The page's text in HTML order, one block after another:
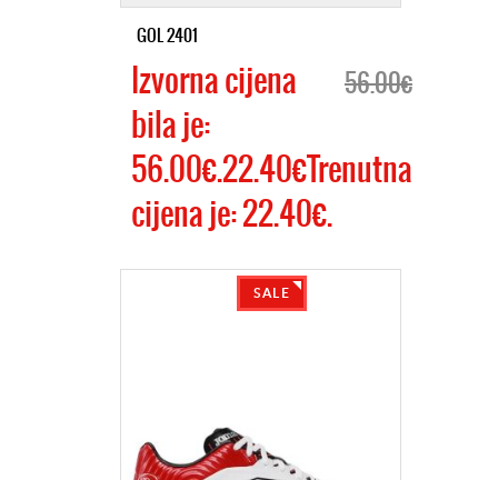
GOL 2401
56.00€
Izvorna cijena
bila je:
56.00€.22.40€Trenutna
cijena je: 22.40€.
SALE